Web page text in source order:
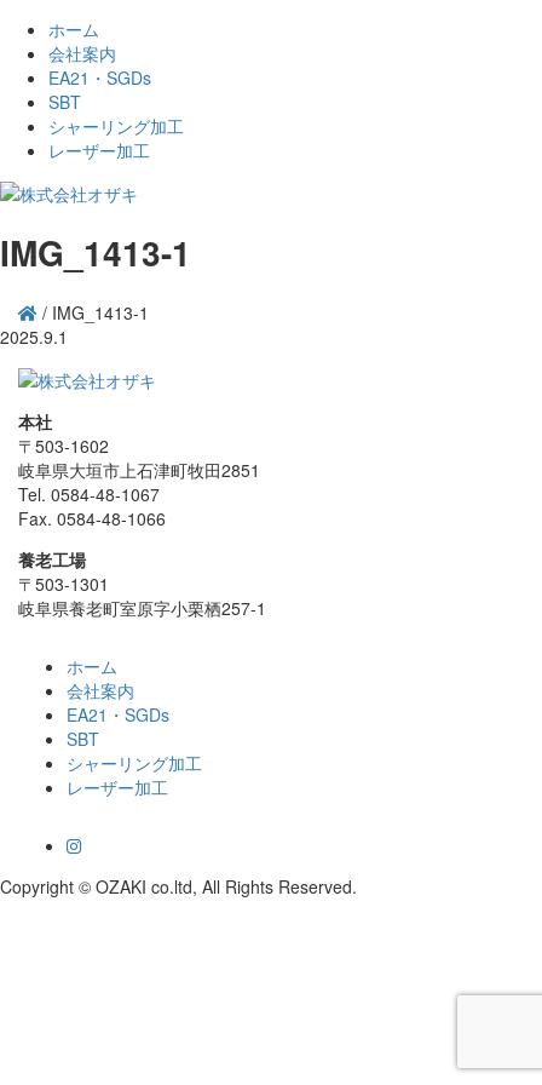
ホーム
会社案内
EA21・SGDs
SBT
シャーリング加工
レーザー加工
IMG_1413-1
/ IMG_1413-1
2025.9.1
本社
〒503-1602
岐阜県大垣市上石津町牧田2851
Tel. 0584-48-1067
Fax. 0584-48-1066
養老工場
〒503-1301
岐阜県養老町室原字小栗栖257-1
ホーム
会社案内
EA21・SGDs
SBT
シャーリング加工
レーザー加工
Copyright © OZAKI co.ltd, All Rights Reserved.